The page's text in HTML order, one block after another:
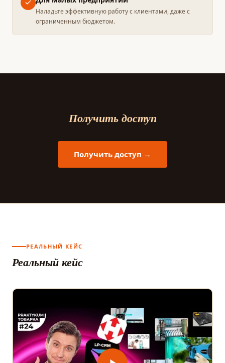
Наладьте эффективную работу с клиентами, даже с
ограниченным бюджетом.
Получить доступ
Получить доступ →
РЕАЛЬНЫЙ КЕЙС
Реальный кейс